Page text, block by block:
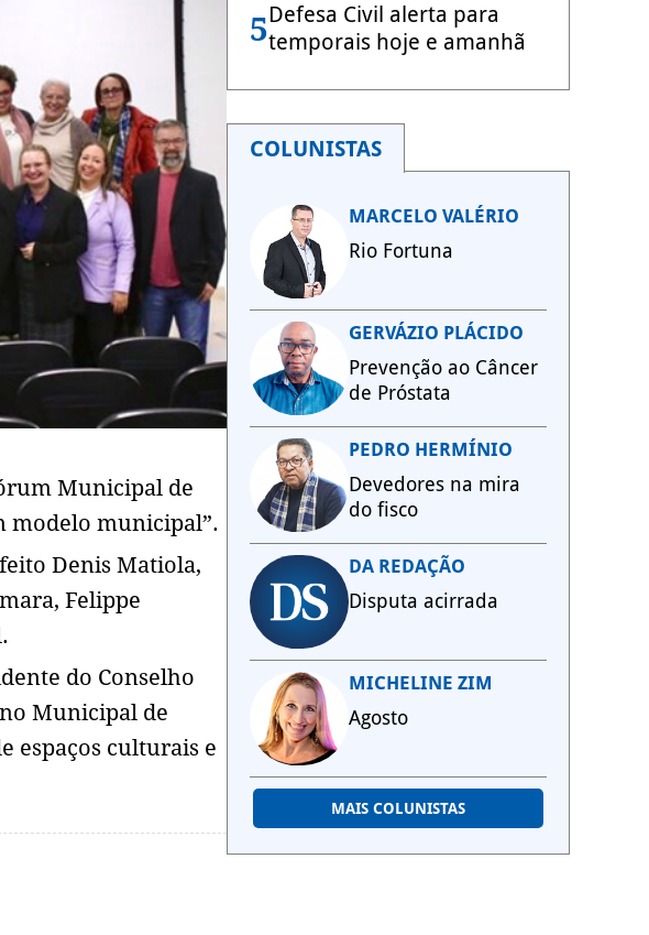
Municipal de
modelo municipal”.
Denis Matiola,
Felippe
do Conselho
Municipal de
espaços culturais e
5Defesa Civil alerta para
temporais hoje e amanhã
COLUNISTAS
MARCELO VALÉRIO
Rio Fortuna
GERVÁZIO PLÁCIDO
Prevenção ao Câncer
de Próstata
PEDRO HERMÍNIO
Devedores na mira
do fisco
DA REDAÇÃO
Disputa acirrada
MICHELINE ZIM
Agosto
MAIS COLUNISTAS